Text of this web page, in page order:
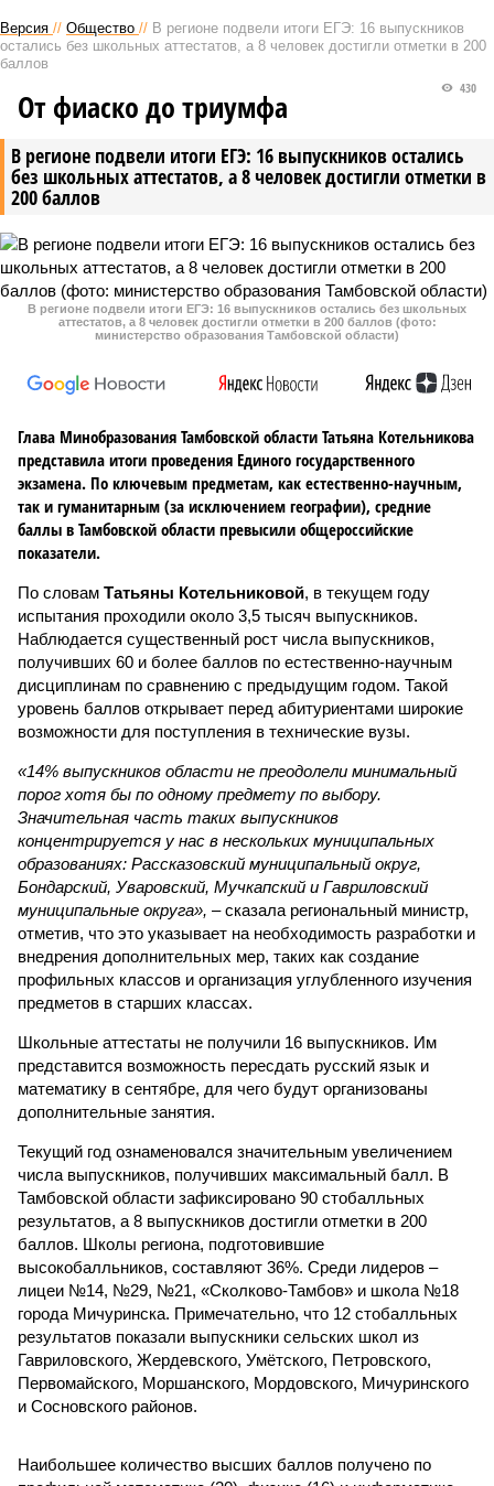
Версия // Общество // В регионе подвели итоги ЕГЭ: 16 выпускников
остались без школьных аттестатов, а 8 человек достигли отметки в 200
баллов
В регионе подвели итоги ЕГЭ: 16 выпускников остались
без школьных аттестатов, а 8 человек достигли отметки в
200 баллов
430
От фиаско до триумфа
В регионе подвели итоги ЕГЭ: 16 выпускников остались без школьных
аттестатов, а 8 человек достигли отметки в 200 баллов (фото:
министерство образования Тамбовской области)
Глава Минобразования Тамбовской области Татьяна Котельникова
представила итоги проведения Единого государственного
экзамена. По ключевым предметам, как естественно-научным,
так и гуманитарным (за исключением географии), средние
баллы в Тамбовской области превысили общероссийские
показатели.
По словам Татьяны Котельниковой, в текущем году
испытания проходили около 3,5 тысяч выпускников.
Наблюдается существенный рост числа выпускников,
получивших 60 и более баллов по естественно-научным
дисциплинам по сравнению с предыдущим годом. Такой
уровень баллов открывает перед абитуриентами широкие
возможности для поступления в технические вузы.
«14% выпускников области не преодолели минимальный
порог хотя бы по одному предмету по выбору.
Значительная часть таких выпускников
концентрируется у нас в нескольких муниципальных
образованиях: Рассказовский муниципальный округ,
Бондарский, Уваровский, Мучкапский и Гавриловский
муниципальные округа», – сказала региональный министр,
отметив, что это указывает на необходимость разработки и
внедрения дополнительных мер, таких как создание
профильных классов и организация углубленного изучения
предметов в старших классах.
Школьные аттестаты не получили 16 выпускников. Им
представится возможность пересдать русский язык и
математику в сентябре, для чего будут организованы
дополнительные занятия.
Текущий год ознаменовался значительным увеличением
числа выпускников, получивших максимальный балл. В
Тамбовской области зафиксировано 90 стобалльных
результатов, а 8 выпускников достигли отметки в 200
баллов. Школы региона, подготовившие
высокобалльников, составляют 36%. Среди лидеров –
лицеи №14, №29, №21, «Сколково-Тамбов» и школа №18
города Мичуринска. Примечательно, что 12 стобалльных
результатов показали выпускники сельских школ из
Гавриловского, Жердевского, Умётского, Петровского,
Первомайского, Моршанского, Мордовского, Мичуринского
и Сосновского районов.
Наибольшее количество высших баллов получено по